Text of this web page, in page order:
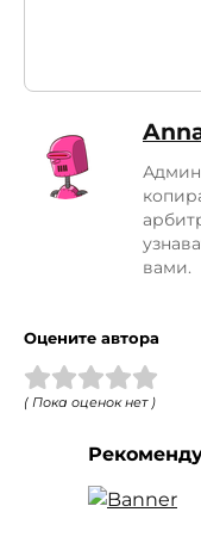
вами.
Оцените автора
( Пока оценок нет )